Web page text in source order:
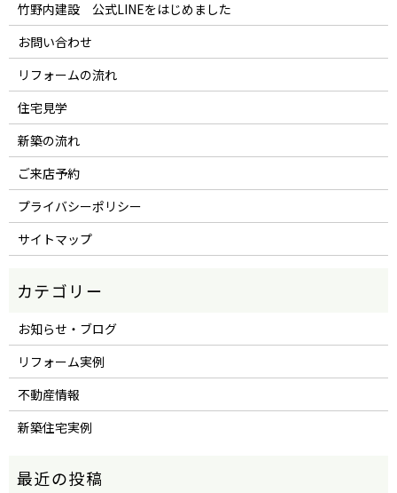
竹野内建設 公式LINEをはじめました
お問い合わせ
リフォームの流れ
住宅見学
新築の流れ
ご来店予約
プライバシーポリシー
サイトマップ
お知らせ・ブログ
リフォーム実例
不動産情報
新築住宅実例